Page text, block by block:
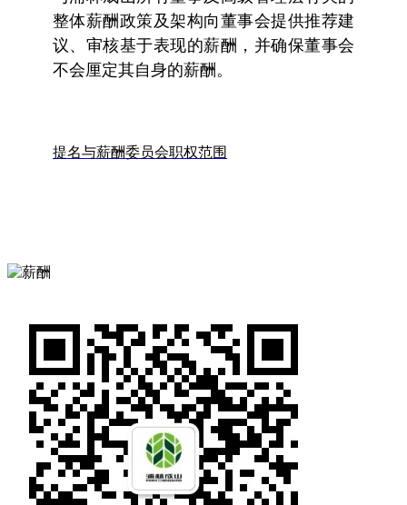
整体薪酬政策及架构向董事会提供推荐建
议、审核基于表现的薪酬，并确保董事会
不会厘定其自身的薪酬。
提名与薪酬委员会职权范围